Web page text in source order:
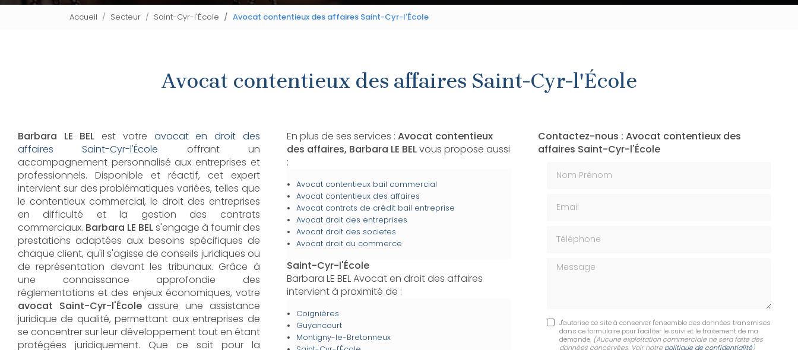
Accueil Secteur Saint-Cyr-l'École Avocat contentieux des affaires Saint-Cyr-l'École
Avocat contentieux des affaires Saint-Cyr-l'École
Barbara LE BEL est votre avocat en droit des
affaires Saint-Cyr-l'École offrant un
accompagnement personnalisé aux entreprises et
professionnels. Disponible et réactif, cet expert
intervient sur des problématiques variées, telles que
le contentieux commercial, le droit des entreprises
en difficulté et la gestion des contrats
commerciaux. Barbara LE BELs'engage à fournir des
prestations adaptées aux besoins spécifiques de
chaque client, qu'il s'agisse de conseils juridiques ou
de représentation devant les tribunaux. Grâce à
une connaissance approfondie des
réglementations et des enjeux économiques, votre
avocat Saint-Cyr-l'Écoleassure une assistance
juridique de qualité, permettant aux entreprises de
se concentrer sur leur développement tout en étant
protégées juridiquement. Que ce soit pour la
En plus de ses services : Avocat contentieux
des affaires, Barbara LE BELvous propose aussi
:
Avocat contentieux bail commercial
Avocat contentieux des affaires
Avocat contrats de crédit bail entreprise
Avocat droit des entreprises
Avocat droit des societes
Avocat droit du commerce
Saint-Cyr-l'École
Barbara LE BEL Avocat en droit des affaires
intervient à proximité de :
Coignières
Guyancourt
Montigny-le-Bretonneux
Contactez-nous : Avocat contentieux des
affaires Saint-Cyr-l'École
Message
J'autorise ce site à conserver l'ensemble des données transmises
dans ce formulaire pour faciliter le suivi et le traitement de ma
demande. (Aucune exploitation commerciale ne sera faite des
données concervées. Voir notre politique de confidentialité)